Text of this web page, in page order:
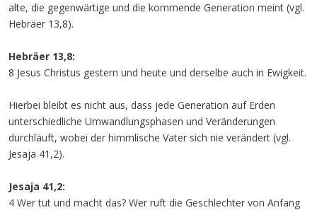
alte, die gegenwärtige und die kommende Generation meint (vgl.
Hebräer 13,8).
Hebräer 13,8:
8 Jesus Christus gestern und heute und derselbe auch in Ewigkeit.
Hierbei bleibt es nicht aus, dass jede Generation auf Erden
unterschiedliche Umwandlungsphasen und Veränderungen
durchläuft, wobei der himmlische Vater sich nie verändert (vgl.
Jesaja 41,2).
Jesaja 41,2:
4 Wer tut und macht das? Wer ruft die Geschlechter von Anfang